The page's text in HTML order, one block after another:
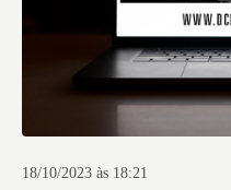
18/10/2023 às 18:21